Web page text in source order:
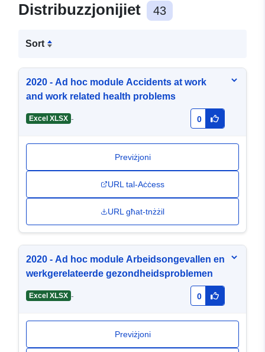
Distribuzzjonijiet 43
Sort
2020 - Ad hoc module Accidents at work
and work related health problems
Excel XLSX - 0
Previżjoni
URL tal-Aċċess
URL għat-tnżżil
2020 - Ad hoc module Arbeidsongevallen en
werkgerelateerde gezondheidsproblemen
Excel XLSX - 0
Previżjoni